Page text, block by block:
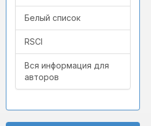
Белый список
RSCI
Вся информация для
авторов